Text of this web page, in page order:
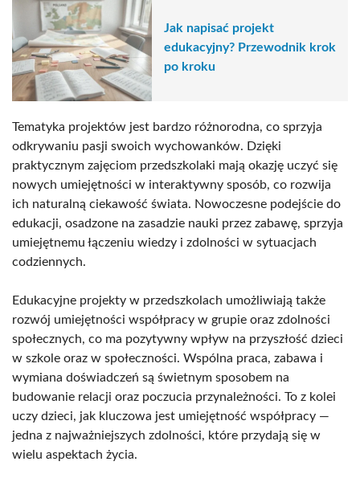
Jak napisać projekt
edukacyjny? Przewodnik krok
po kroku
Tematyka projektów jest bardzo różnorodna, co sprzyja
odkrywaniu pasji swoich wychowanków. Dzięki
praktycznym zajęciom przedszkolaki mają okazję uczyć się
nowych umiejętności w interaktywny sposób, co rozwija
ich naturalną ciekawość świata. Nowoczesne podejście do
edukacji, osadzone na zasadzie nauki przez zabawę, sprzyja
umiejętnemu łączeniu wiedzy i zdolności w sytuacjach
codziennych.
Edukacyjne projekty w przedszkolach umożliwiają także
rozwój umiejętności współpracy w grupie oraz zdolności
społecznych, co ma pozytywny wpływ na przyszłość dzieci
w szkole oraz w społeczności. Wspólna praca, zabawa i
wymiana doświadczeń są świetnym sposobem na
budowanie relacji oraz poczucia przynależności. To z kolei
uczy dzieci, jak kluczowa jest umiejętność współpracy —
jedna z najważniejszych zdolności, które przydają się w
wielu aspektach życia.